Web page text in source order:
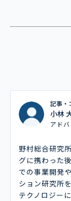
記事・
小林
アド
野村総合研究
グに携わった
での事業開発
ション研究所
テクノロジー